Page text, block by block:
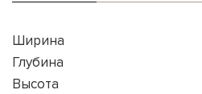
Ширина
Глубина
Высота